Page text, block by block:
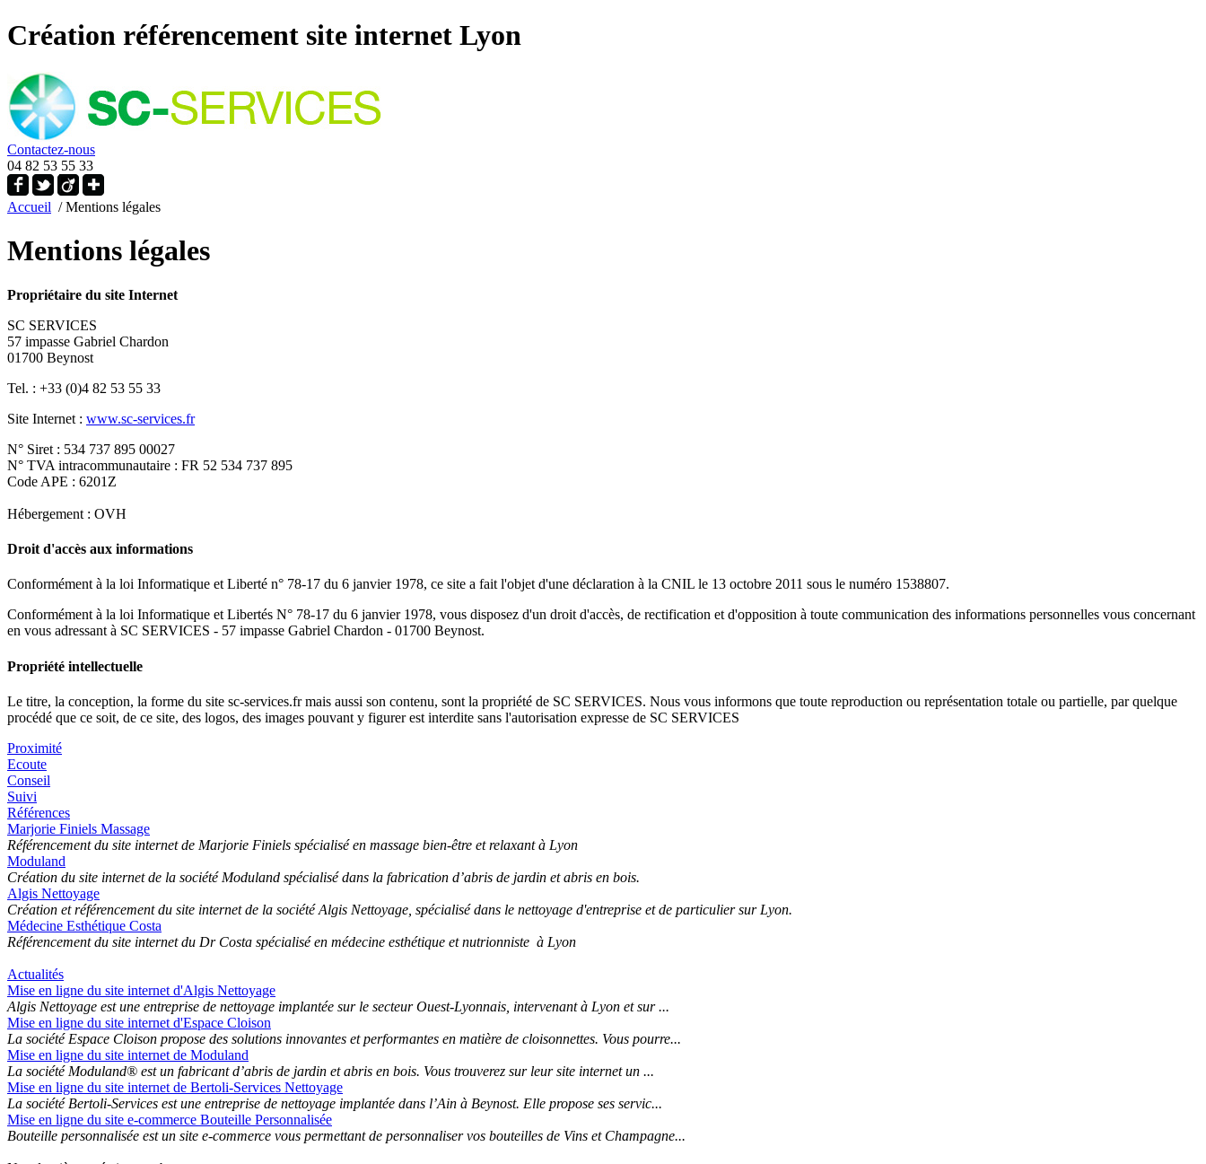
Création référencement site internet Lyon
Contactez-nous
04 82 53 55 33
Accueil / Mentions légales
Mentions légales
Propriétaire du site Internet
SC SERVICES
57 impasse Gabriel Chardon
01700 Beynost
Tel. : +33 (0)4 82 53 55 33
Site Internet : www.sc-services.fr
N° Siret : 534 737 895 00027
N° TVA intracommunautaire : FR 52 534 737 895
Code APE : 6201Z
Hébergement : OVH
Droit d'accès aux informations
Conformément à la loi Informatique et Liberté n° 78-17 du 6 janvier 1978, ce site a fait l'objet d'une déclaration à la CNIL le 13 octobre 2011 sous le numéro 1538807.
Conformément à la loi Informatique et Libertés N° 78-17 du 6 janvier 1978, vous disposez d'un droit d'accès, de rectification et d'opposition à toute communication des informations personnelles vous concernant
en vous adressant à SC SERVICES - 57 impasse Gabriel Chardon - 01700 Beynost.
Propriété intellectuelle
Le titre, la conception, la forme du site sc-services.fr mais aussi son contenu, sont la propriété de SC SERVICES. Nous vous informons que toute reproduction ou représentation totale ou partielle, par quelque
procédé que ce soit, de ce site, des logos, des images pouvant y figurer est interdite sans l'autorisation expresse de SC SERVICES
Proximité
Ecoute
Conseil
Suivi
Références
Marjorie Finiels Massage
Référencement du site internet de Marjorie Finiels spécialisé en massage bien-être et relaxant à Lyon
Moduland
Création du site internet de la société Moduland spécialisé dans la fabrication d’abris de jardin et abris en bois.
Algis Nettoyage
Création et référencement du site internet de la société Algis Nettoyage, spécialisé dans le nettoyage d'entreprise et de particulier sur Lyon.
Médecine Esthétique Costa
Référencement du site internet du Dr Costa spécialisé en médecine esthétique et nutrionniste à Lyon
Actualités
Mise en ligne du site internet d'Algis Nettoyage
Algis Nettoyage est une entreprise de nettoyage implantée sur le secteur Ouest-Lyonnais, intervenant à Lyon et sur ...
Mise en ligne du site internet d'Espace Cloison
La société Espace Cloison propose des solutions innovantes et performantes en matière de cloisonnettes. Vous pourre...
Mise en ligne du site internet de Moduland
La société Moduland® est un fabricant d’abris de jardin et abris en bois. Vous trouverez sur leur site internet un ...
Mise en ligne du site internet de Bertoli-Services Nettoyage
La société Bertoli-Services est une entreprise de nettoyage implantée dans l’Ain à Beynost. Elle propose ses servic...
Mise en ligne du site e-commerce Bouteille Personnalisée
Bouteille personnalisée est un site e-commerce vous permettant de personnaliser vos bouteilles de Vins et Champagne...